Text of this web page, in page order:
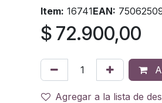
Item: 16741EAN:
$ 72.900,00
Agregar a la lista de